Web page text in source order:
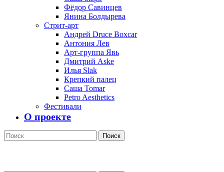
Фёдор Савинцев
Янина Болдырева
Стрит-арт
Андрей Druce Boxcar
Антония Лев
Арт-группа Явь
Дмитрий Aske
Илья Slak
Крепкий палец
Саша Tomar
Petro Aesthetics
Фестивали
О проекте
Поиск